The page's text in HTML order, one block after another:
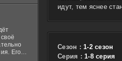
идут, тем яснее
Сезон : 1-2 сезон
Cерия : 1-8 серия
Его